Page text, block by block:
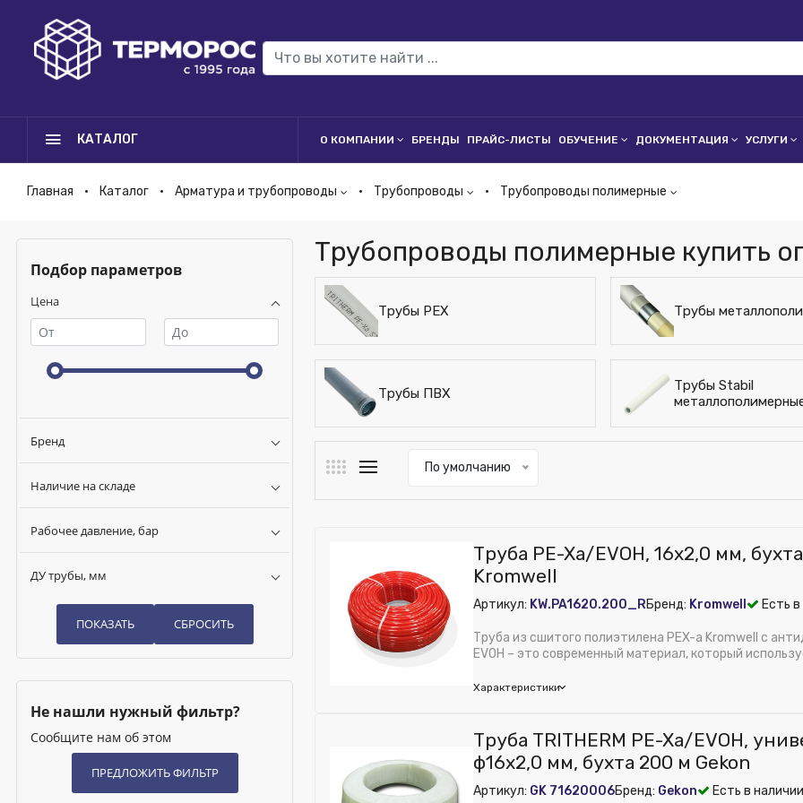
КАТАЛОГ О КОМПАНИИ БРЕНДЫ ПРАЙС-ЛИСТЫ ОБУЧЕНИЕ ДОКУМЕНТАЦИЯ УСЛУГИ
Главная Каталог Арматура и трубопроводы Трубопроводы Трубопроводы полимерные
Подбор параметров
Цена
Бренд
Наличие на складе
Рабочее давление, бар
ДУ трубы, мм
Не нашли нужный фильтр?
Сообщите нам об этом
Трубопроводы полимерные купить
Трубы PEX Трубы
Трубы ПВХ
Трубы Stabil
По умолчанию
Труба PE-Xa/EVOH, 16x2,0 мм,
Kromwell
Артикул: KW.PA1620.200_RБренд: Kromwell Есть
Труба из сшитого полиэтилена PEX-a Kromwell с
EVOH – это современный материал, который
Характеристики
Рабочее давление, бар:
Материал трубы:
Pex
Труба TRITHERM PE-Xa/EVOH,
ф16х2,0 мм, бухта 200 м Gekon
Артикул: GK 71620006Бренд: Gekon Есть в